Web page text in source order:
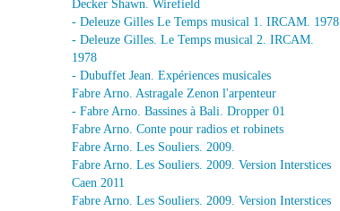
Decker Shawn. Wirefield
- Deleuze Gilles Le Temps musical 1. IRCAM. 1978
- Deleuze Gilles. Le Temps musical 2. IRCAM.
1978
- Dubuffet Jean. Expériences musicales
Fabre Arno. Astragale Zenon l'arpenteur
- Fabre Arno. Bassines à Bali. Dropper 01
Fabre Arno. Conte pour radios et robinets
Fabre Arno. Les Souliers. 2009.
Fabre Arno. Les Souliers. 2009. Version Interstices
Caen 2011
Fabre Arno. Les Souliers. 2009. Version Interstices